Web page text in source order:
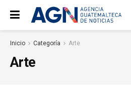
Inicio Categoría Arte
Arte